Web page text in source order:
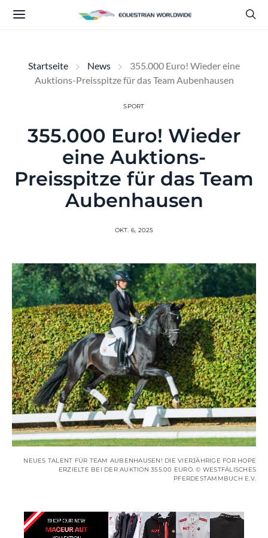
Startseite News
355.000 Euro! Wieder eine
Auktions-Preisspitze für das Team Aubenhausen
SPORT
355.000 Euro! Wieder
eine Auktions-
Preisspitze für das Team
Aubenhausen
OKT. 6, 2025
NEUES TALENT FÜR TEAM AUBENHAUSEN! DIE VIERJÄHRIGE FOR HOPE
ERZIELTE BEI DER AUKTION 355.00 EURO. © WESTFÄLISCHES
PFERDESTAMMBUCH E.V.